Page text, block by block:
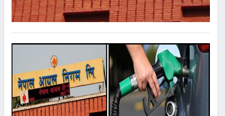
गैरआवासीय नेपाली संघ (एनआरएनए) अन्तर्गत एसिया प्रशान्त क्षेत्रको
आयोजनामा तथा विभिन्न राष्ट्रिय समन्वय परिषद् (एनसीसी) हरूको सहकार्यमा
READ MORE
पेट्रोलियम पदार्थको मुल्य घट्यो
१ महिना अगाडि Comments
काठमाण्डौ, १७ असार । नेपाल आयल निगमले गएराती १२ बजे बाट लागुहुने गरी